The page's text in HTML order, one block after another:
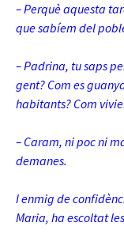
– Perquè aquesta
que sabíem del
– Padrina, tu saps
gent? Com es
habitants? Com
– Caram, ni poc ni
demanes.
I enmig de
Maria, ha escoltat